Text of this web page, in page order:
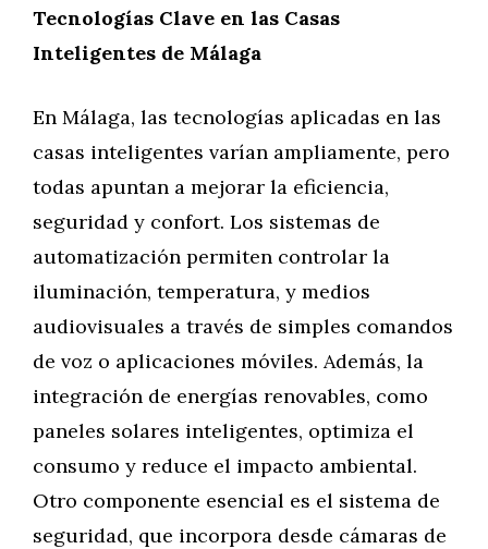
Tecnologías Clave en las Casas
Inteligentes de Málaga
En Málaga, las tecnologías aplicadas en las
casas inteligentes varían ampliamente, pero
todas apuntan a mejorar la eficiencia,
seguridad y confort. Los sistemas de
automatización permiten controlar la
iluminación, temperatura, y medios
audiovisuales a través de simples comandos
de voz o aplicaciones móviles. Además, la
integración de energías renovables, como
paneles solares inteligentes, optimiza el
consumo y reduce el impacto ambiental.
Otro componente esencial es el sistema de
seguridad, que incorpora desde cámaras de